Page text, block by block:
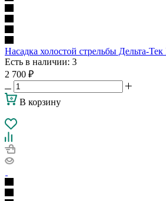
Насадка холостой стрельбы Дельта-
Есть в наличии: 3
2 700 ₽
В корзину